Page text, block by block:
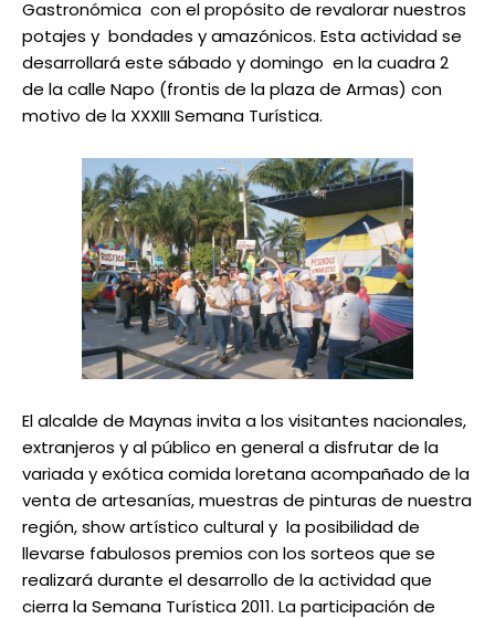
Gastronómica con el propósito de revalorar nuestros
potajes y bondades y amazónicos. Esta actividad se
desarrollará este sábado y domingo en la cuadra 2
de la calle Napo (frontis de la plaza de Armas) con
motivo de la XXXIII Semana Turística.
El alcalde de Maynas invita a los visitantes nacionales,
extranjeros y al público en general a disfrutar de la
variada y exótica comida loretana acompañado de la
venta de artesanías, muestras de pinturas de nuestra
región, show artístico cultural y la posibilidad de
llevarse fabulosos premios con los sorteos que se
realizará durante el desarrollo de la actividad que
cierra la Semana Turística 2011. La participación de